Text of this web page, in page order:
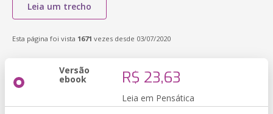
Leia um trecho
Esta página foi vista 1671 vezes desde 03/07/2020
Versão
ebook R$ 23,63
Leia em Pensática